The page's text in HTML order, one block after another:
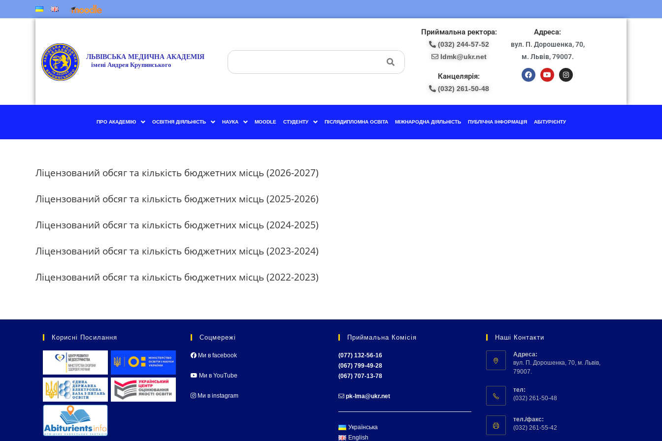
Приймальна ректора:
(032) 244-57-52
ldmk@ukr.net
Канцелярія:
(032) 261-50-48
Адреса:
вул. П. Дорошенка, 70,
м. Львів, 79007.
ПРО АКАДЕМІЮ ОСВІТНЯ ДІЯЛЬНІСТЬ НАУКА MOODLE СТУДЕНТУ ПІСЛЯДИПЛОМНА ОСВІТА МІЖНАРОДНА ДІЯЛЬНІСТЬ ПУБЛІЧНА ІНФОРМАЦІЯ АБІТУРІЄНТУ
Ліцензований обсяг та кількість бюджетних місць (2026-2027)
Ліцензований обсяг та кількість бюджетних місць (2025-2026)
Ліцензований обсяг та кількість бюджетних місць (2024-2025)
Ліцензований обсяг та кількість бюджетних місць (2023-2024)
Ліцензований обсяг та кількість бюджетних місць (2022-2023)
Корисні Посилання Соцмережі
Ми в facebook
Ми в YouTube
Ми в instagram
Приймальна Комісія
(077) 132-56-16
(067) 799-49-28
(067) 707-13-78
pk-lma@ukr.net
Українська
English
Наші Контакти
Адреса:
вул. П. Дорошенка, 70, м. Львів,
79007.
тел:
(032) 261-50-48
тел./факс:
(032) 261-55-42